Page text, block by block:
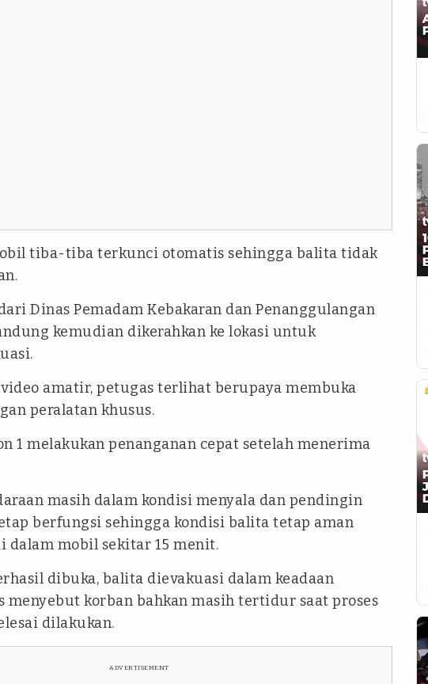
tiba-tiba terkunci otomatis sehingga balita tidak
Dinas Pemadam Kebakaran dan Penanggulangan
kemudian dikerahkan ke lokasi untuk
amatir, petugas terlihat berupaya membuka
peralatan khusus.
1 melakukan penanganan cepat setelah menerima
masih dalam kondisi menyala dan pendingin
berfungsi sehingga kondisi balita tetap aman
dalam mobil sekitar 15 menit.
dibuka, balita dievakuasi dalam keadaan
menyebut korban bahkan masih tertidur saat proses
dilakukan.
ADVERTISEMENT